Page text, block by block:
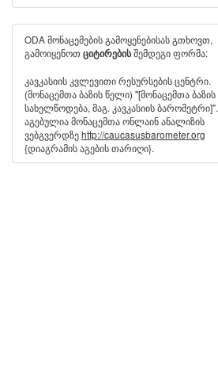
ODA მონაცემების გამოყენებისას გთხოვთ,
გამოიყენოთ ციტირებისშემდეგი ფორმა:
კავკასიის კვლევითი რესურსების ცენტრი.
(მონაცემთა ბაზის წელი) "[მონაცემთა ბაზის
სახელწოდება, მაგ. კავკასიის ბარომეტრი]".
აგებულია მონაცემთა ონლაინ ანალიზის
ვებგვერდზეhttp://caucasusbarometer.org
{დიაგრამის აგების თარიღი}.